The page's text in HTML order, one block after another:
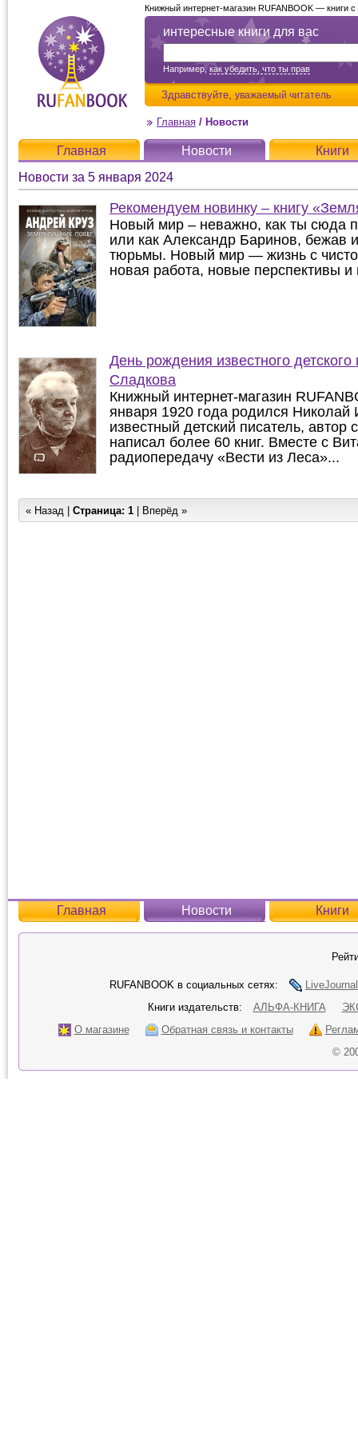
интересные книги для вас
Например,как убедить, что ты прав
Здравствуйте, уважаемый читатель
Книжный интернет-магазин RUFANBOOK — книги
Главная / Новости
Главная Новости
Книги
Новости за 5 января 2024
Рекомендуем новинку – книгу
Новый мир – неважно, как ты сюда
или как Александр Баринов, бежав
тюрьмы. Новый мир — жизнь с
новая работа, новые перспективы
День рождения известного
Сладкова
Книжный интернет-магазин
января 1920 года родился
известный детский писатель, автор
написал более 60 книг. Вместе с
радиопередачу «Вести из Леса»...
« Назад | Страница: 1 | Вперёд »
Главная Новости Книги
RUFANBOOK в социальных сетях:
LiveJournal
Книги издательств:
АЛЬФА-КНИГА
О магазине
Обратная связь и контакты
©